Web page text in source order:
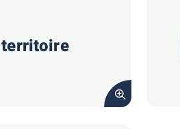
territoire